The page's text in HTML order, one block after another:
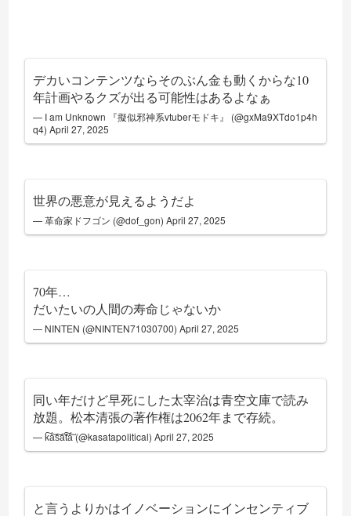
デカいコンテンツならそのぶん金も動くからな10
年計画やるクズが出る可能性はあるよなぁ
— I am Unknown 『擬似邪神系vtuberモドキ』 (@gxMa9XTdo1p4h
q4)April 27, 2025
世界の悪意が見えるようだよ
— 革命家ドフゴン (@dof_gon)April 27, 2025
70年…
だいたいの人間の寿命じゃないか
— NINTEN (@NINTEN71030700)April 27, 2025
同い年だけど早死にした太宰治は青空文庫で読み
放題。松本清張の著作権は2062年まで存続。
— k͠a͠s͠a͠t͠a͠ (@kasatapolitical)April 27, 2025
と言うよりかはイノベーションにインセンティブ